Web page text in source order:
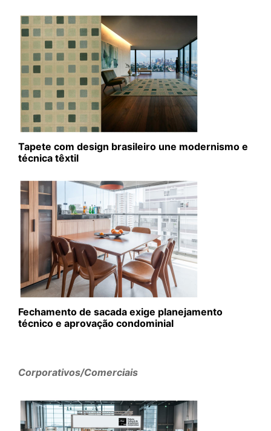
Tapete com design brasileiro une modernismo e
técnica têxtil
Fechamento de sacada exige planejamento
técnico e aprovação condominial
Corporativos/Comerciais